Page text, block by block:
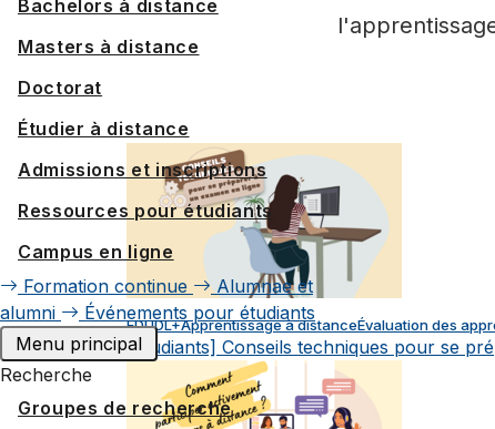
Bachelors à distance
Masters à distance
Doctorat
Étudier à distance
Admissions et inscriptions
Ressources pour étudiants
Campus en ligne
Formation continue
Alumnae et
alumni
Événements pour étudiants
Menu principal
Recherche
Groupes de recherche
EDUDL+Apprentissage à distanceÉvaluation des
[Etudiants] Conseils techniques pour se